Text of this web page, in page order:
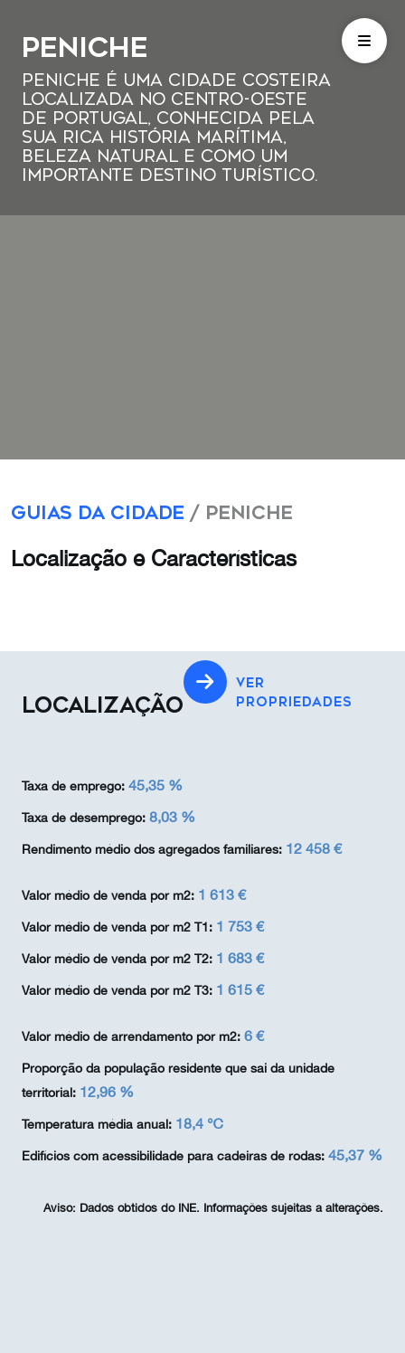
Peniche
Peniche é uma cidade costeira
localizada no centro-oeste
de Portugal, conhecida pela
sua rica história marítima,
beleza natural e como um
importante destino turístico.
Guias da Cidade / Peniche
Localização e Características
LOCALIZAÇÃO
VER
PROPRIEDADES
Taxa de emprego: 45,35 %
Taxa de desemprego: 8,03 %
Rendimento médio dos agregados familiares: 12 458 €
Valor médio de venda por m2: 1 613 €
Valor médio de venda por m2 T1: 1 753 €
Valor médio de venda por m2 T2: 1 683 €
Valor médio de venda por m2 T3: 1 615 €
Valor médio de arrendamento por m2: 6 €
Proporção da população residente que sai da unidade
territorial: 12,96 %
Temperatura média anual: 18,4 ℃
Edifícios com acessibilidade para cadeiras de rodas: 45,37 %
Aviso: Dados obtidos do INE. Informações sujeitas a alterações.